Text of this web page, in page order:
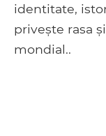
identitate,
privește rasa
mondial..